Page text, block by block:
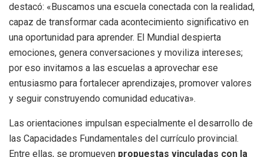
destacó: «Buscamos una escuela conectada con la realidad,
capaz de transformar cada acontecimiento significativo en
una oportunidad para aprender. El Mundial despierta
emociones, genera conversaciones y moviliza intereses;
por eso invitamos a las escuelas a aprovechar ese
entusiasmo para fortalecer aprendizajes, promover valores
y seguir construyendo comunidad educativa».
Las orientaciones impulsan especialmente el desarrollo de
las Capacidades Fundamentales del currículo provincial.
Entre ellas, se promueven propuestas vinculadas con la